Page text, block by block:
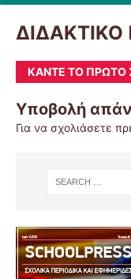
ΚΆΝΤΕ ΤΟ ΠΡΏΤΟ
Υποβολή
Για να σχολιάσετε